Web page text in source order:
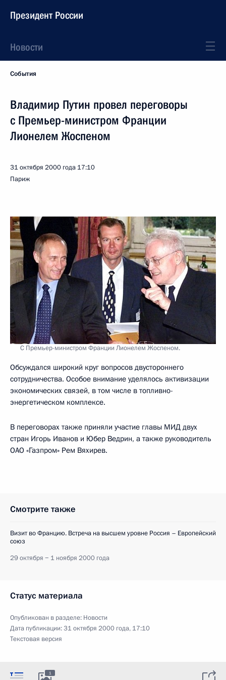
Президент России
Новости
События
Владимир Путин провел переговоры
с Премьер-министром Франции
Лионелем Жоспеном
31 октября 2000 года 17:10
Париж
С Премьер-министром Франции Лионелем Жоспеном.
Обсуждался широкий круг вопросов двустороннего
сотрудничества. Особое внимание уделялось активизации
экономических связей, в том числе в топливно-
энергетическом комплексе.
В переговорах также приняли участие главы МИД двух
стран Игорь Иванов и Юбер Ведрин, а также руководитель
ОАО «Газпром» Рем Вяхирев.
Смотрите также
Визит во Францию. Встреча на высшем уровне Россия – Европейский
союз
29 октября − 1 ноября 2000 года
Статус материала
Опубликован в разделе: Новости
Дата публикации:31 октября 2000 года, 17:10
Текстовая версия
1